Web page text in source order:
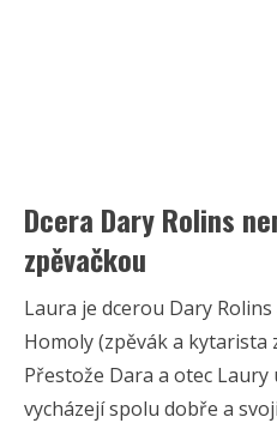
Dcera Dary Rolins
zpěvačkou
Laura je dcerou Dary
Homoly (zpěvák a kytarista
Přestože Dara a otec
vycházejí spolu dobře a